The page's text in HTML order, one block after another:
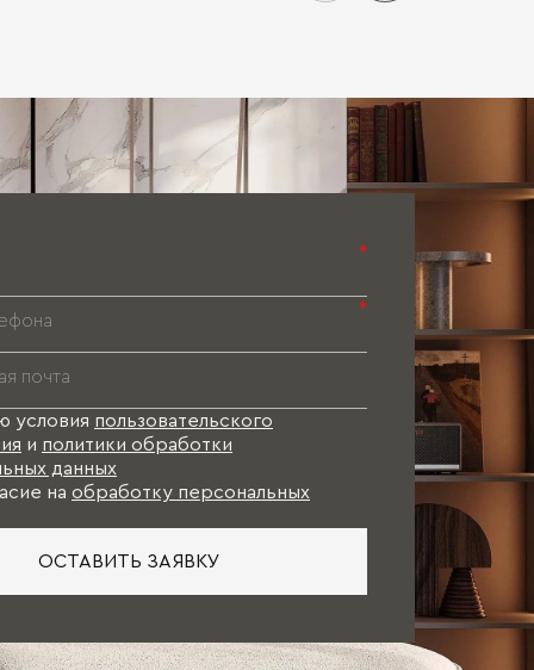
*
*
условия пользовательского
и политики обработки
данных
на обработку персональных
ОСТАВИТЬ ЗАЯВКУ